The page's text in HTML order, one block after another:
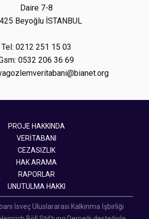
Daire 7-8
Beyoğlu İSTANBUL
Tel: 0212 251 15 03
0532 206 36 69
PROJE HAKKINDA
VERİTABANI
CEZASIZLIK
HAK ARAMA
RAPORLAR
UNUTULMA HAKKI
İsveç Uluslararası Kalkınma İşbirliği